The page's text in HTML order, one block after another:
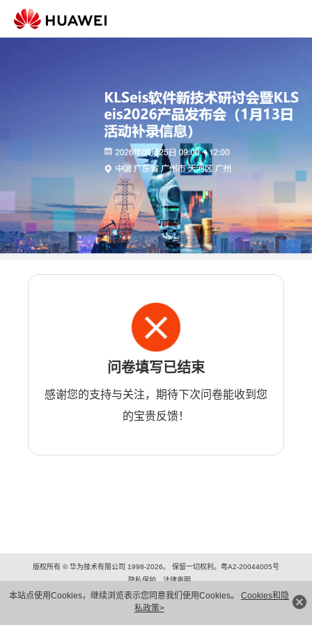
本站点使用Cookies，继续浏览表示您同意我们使用Cookies。 Cookies和隐
私政策>
问卷填写已结束
感谢您的支持与关注，期待下次问卷能收到您
的宝贵反馈！
版权所有 © 华为技术有限公司 1998-2026。 保留一切权利。粤A2-20044005号
隐私保护
法律声明